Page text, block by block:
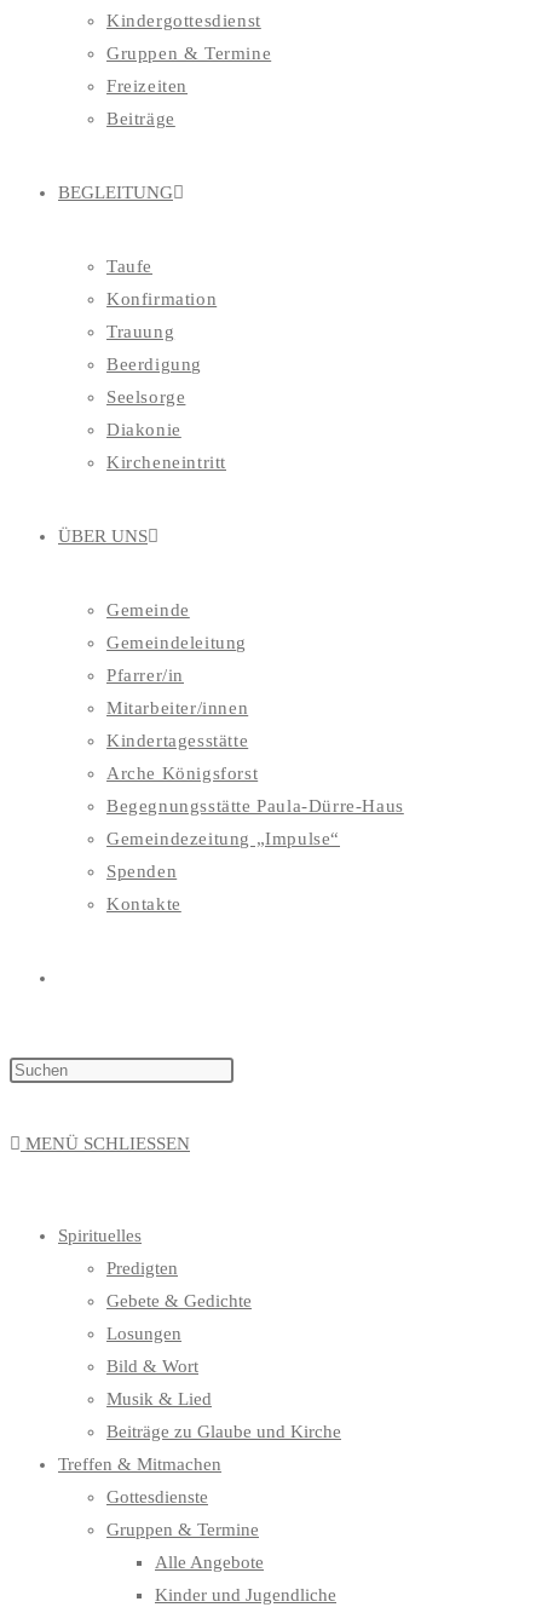
Kindergottesdienst
Gruppen & Termine
Freizeiten
Beiträge
BEGLEITUNG
Taufe
Konfirmation
Trauung
Beerdigung
Seelsorge
Diakonie
Kircheneintritt
ÜBER UNS
Gemeinde
Gemeindeleitung
Pfarrer/in
Mitarbeiter/innen
Kindertagesstätte
Arche Königsforst
Begegnungsstätte Paula-Dürre-Haus
Gemeindezeitung „Impulse“
Spenden
Kontakte
MENÜ SCHLIESSEN
Spirituelles
Predigten
Gebete & Gedichte
Losungen
Bild & Wort
Musik & Lied
Beiträge zu Glaube und Kirche
Treffen & Mitmachen
Gottesdienste
Gruppen & Termine
Alle Angebote
Kinder und Jugendliche